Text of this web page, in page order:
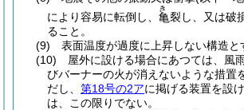
により容易に転倒し、 亀
き
裂し、又は破
ること。
(9)
表面温度が過度に上昇しない構造と
(10)
屋外に設ける場合にあつては、風
びバーナーの火が消えないような措置
だし、 第18号の2アに掲げる装置を設
は、この限りでない。